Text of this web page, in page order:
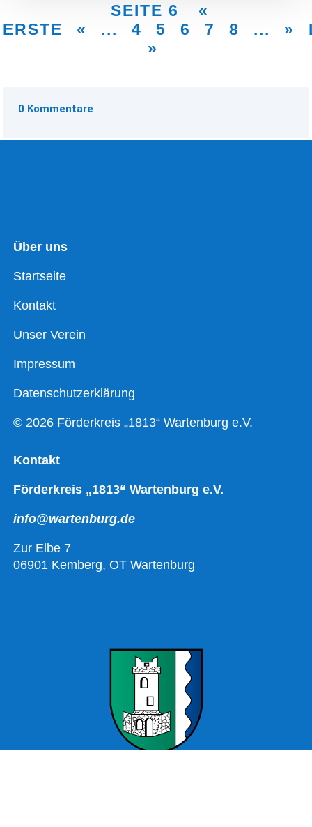
SEITE 6
«
ERSTE
« ... 4 5 6 7 8 ... »
»
0 Kommentare
Über uns
Startseite
Kontakt
Unser Verein
Impressum
Datenschutzerklärung
© 2026 Förderkreis „1813“ Wartenburg e.V.
Kontakt
Förderkreis „1813“ Wartenburg e.V.
info@wartenburg.de
Zur Elbe 7
06901 Kemberg, OT Wartenburg